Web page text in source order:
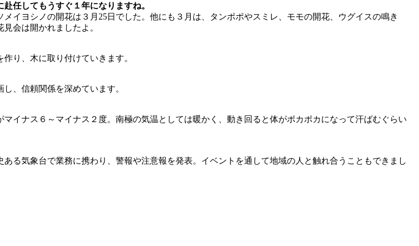
任してもうすぐ１年になりますね。
ヨシノの開花は３月25日でした。他にも３月は、タンポポやスミレ、モモの開花、ウグイスの鳴き
会は開かれましたよ。
り、木に取り付けていきます。
、信頼関係を深めています。
ナス６～マイナス２度。南極の気温としては暖かく、動き回ると体がポカポカになって汗ばむぐらい
気象台で業務に携わり、警報や注意報を発表。イベントを通して地域の人と触れ合うこともできまし